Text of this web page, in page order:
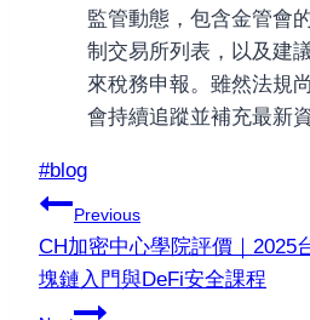
監管動態，包含金管會
制交易所列表，以及建
來稅務申報。雖然法規
會持續追蹤並補充最新資
Post
Tags:
#blog
แนะแนว
เรื่อง
Previous
CH加密中心學院評價｜2025
塊鏈入門與DeFi安全課程